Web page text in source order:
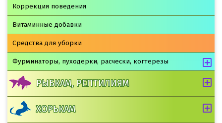
Коррекция поведения
Витаминные добавки
Средства для уборки
Фурминаторы, пуходерки, расчески, когтерезы
РЫБКАМ, РЕПТИЛИЯМ
ХОРЬКАМ